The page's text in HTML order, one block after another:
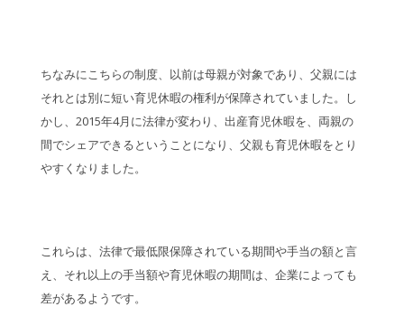
ちなみにこちらの制度、以前は母親が対象であり、父親には
それとは別に短い育児休暇の権利が保障されていました。し
かし、2015年4月に法律が変わり、出産育児休暇を、両親の
間でシェアできるということになり、父親も育児休暇をとり
やすくなりました。
これらは、法律で最低限保障されている期間や手当の額と言
え、それ以上の手当額や育児休暇の期間は、企業によっても
差があるようです。